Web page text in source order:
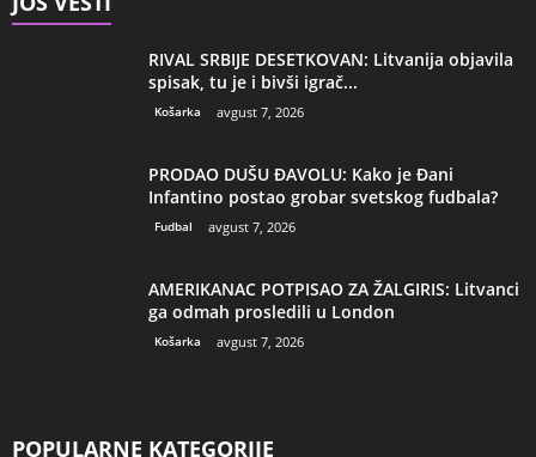
RIVAL SRBIJE DESETKOVAN: Litvanija objavila
spisak, tu je i bivši igrač...
Košarka avgust 7, 2026
PRODAO DUŠU ĐAVOLU: Kako je Đani
Infantino postao grobar svetskog fudbala?
Fudbal avgust 7, 2026
AMERIKANAC POTPISAO ZA ŽALGIRIS: Litvanci
ga odmah prosledili u London
Košarka avgust 7, 2026
POPULARNE KATEGORIJE